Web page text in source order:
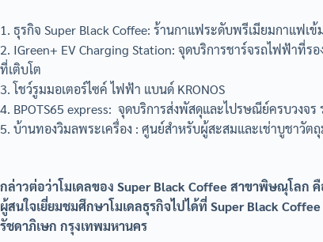
1. ธุรกิจ Super Black Coffee: ร้านกาแฟระดับพรีเมียมกาแฟเ
2. IGreen+ EV Charging Station: จุดบริการชาร์จรถไฟฟ้าที่
ที่เติบโต
3. โชว์รูมมอเตอร์ไซค์ ไฟฟ้า แบนด์ KRONOS
4. BPOTS65 express: จุดบริการส่งพัสดุและไปรษณีย์ครบวงจ
5. บ้านทองวิมลพระเครื่อง : ศูนย์สำหรับผู้สะสมและเช่าบูชาวัต
กล่าวต่อว่าโมเดลของ Super Black Coffee สาขาพิษณุโลก
ผู้สนใจเยี่ยมชมศึกษาโมเดลธุรกิจไปได้ที่ Super Black
รัชดาภิเษก กรุงเทพมหานคร